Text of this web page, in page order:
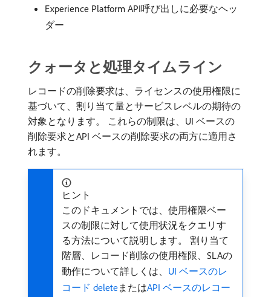
Experience Platform API呼び出しに必要なヘッ
ダー
クォータと処理タイムライン
レコードの削除要求は、ライセンスの使用権限に
基づいて、割り当て量とサービスレベルの期待の
対象となります。 これらの制限は、UI ベースの
削除要求とAPI ベースの削除要求の両方に適用さ
れます。
ヒント
このドキュメントでは、使用権限ベー
スの制限に対して使用状況をクエリす
る方法について説明します。 割り当て
階層、レコード削除の使用権限、SLAの
動作について詳しくは、 UI ベースのレ
コード deleteまたはAPI ベースのレコー